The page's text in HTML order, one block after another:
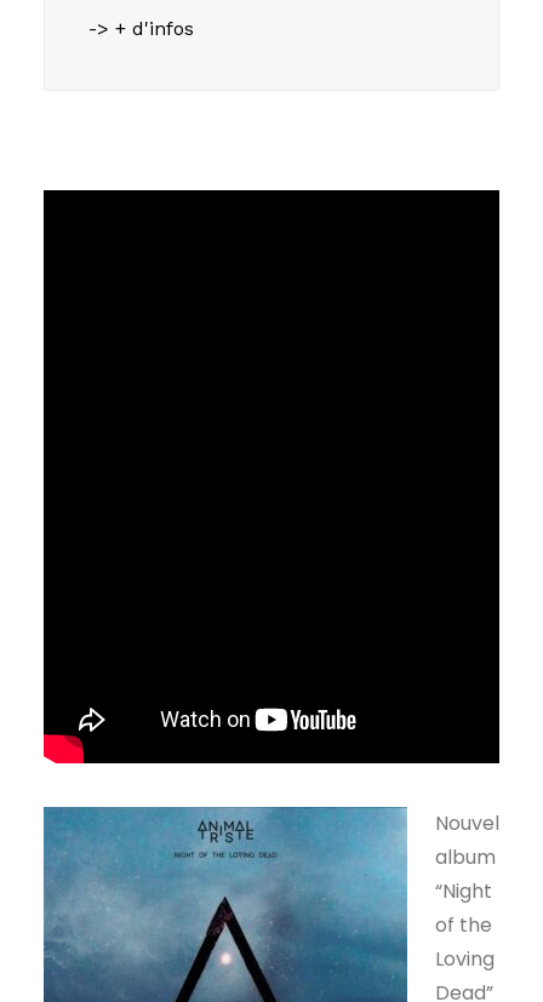
-> + d'infos
Nouvel
album
“Night
of the
Loving
Dead”